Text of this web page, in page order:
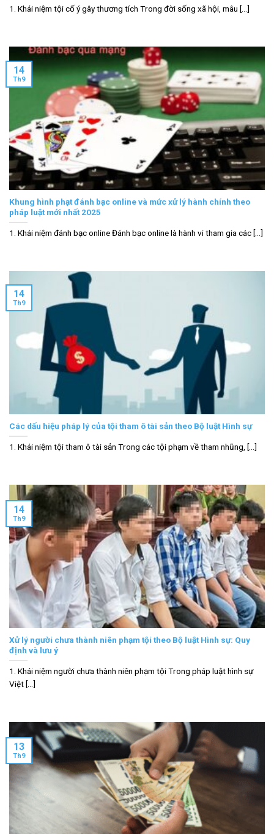
1. Khái niệm tội cố ý gây thương tích Trong đời sống xã hội, mâu [...]
Khung hình phạt đánh bạc online và mức xử lý hành chính theo
pháp luật mới nhất 2025
1. Khái niệm đánh bạc online Đánh bạc online là hành vi tham gia các [...]
14
Th9
Các dấu hiệu pháp lý của tội tham ô tài sản theo Bộ luật Hình sự
1. Khái niệm tội tham ô tài sản Trong các tội phạm về tham nhũng, [...]
14
Th9
Xử lý người chưa thành niên phạm tội theo Bộ luật Hình sự: Quy
định và lưu ý
1. Khái niệm người chưa thành niên phạm tội Trong pháp luật hình sự
Việt [...]
14
Th9
13
Th9